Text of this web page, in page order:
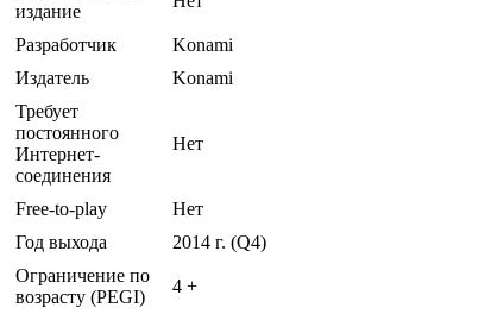
издание
Разработчик
Konami
Издатель
Konami
Требует
постоянного
Интернет-
соединения
Нет
Free-to-play
Нет
Год выхода
2014 г. (Q4)
Ограничение по
возрасту (PEGI)
4 +